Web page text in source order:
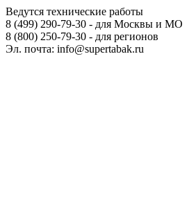
Ведутся технические работы
8 (499) 290-79-30 - для Москвы и МО
8 (800) 250-79-30 - для регионов
Эл. почта: info@supertabak.ru